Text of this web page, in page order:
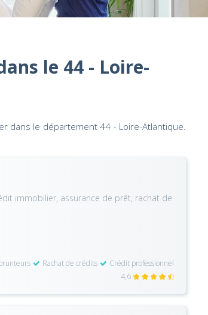
le 44 - Loire-
dans le département 44 - Loire-Atlantique.
immobilier, assurance de prêt, rachat de
Rachat de crédits
Crédit professionnel
4,6